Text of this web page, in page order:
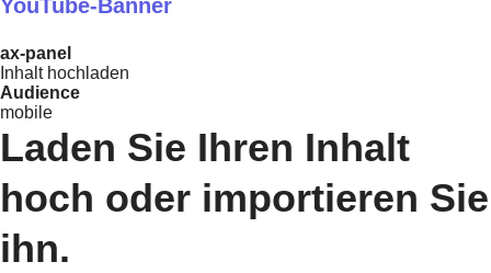
YouTube-Banner
ax-panel
Inhalt hochladen
Audience
mobile
Laden Sie Ihren Inhalt
hoch oder importieren Sie
ihn.